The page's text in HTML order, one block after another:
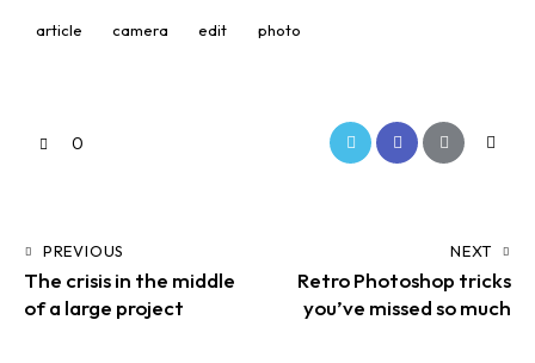
article camera edit photo
0
PREVIOUS
The crisis in the middle
of a large project
NEXT
Retro Photoshop tricks
you’ve missed so much